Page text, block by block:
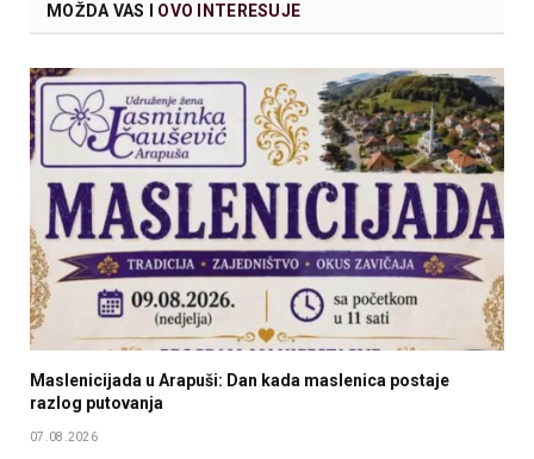
MOŽDA VAS I OVO INTERESUJE
Maslenicijada u Arapuši: Dan kada maslenica postaje
razlog putovanja
07.08.2026